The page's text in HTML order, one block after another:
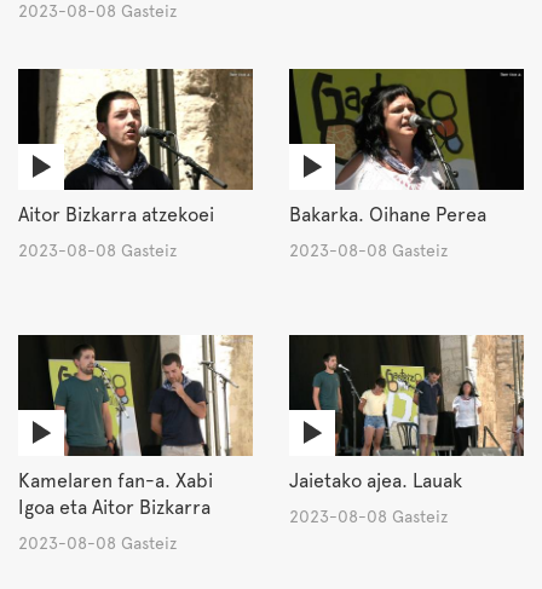
2023-08-08 Gasteiz
Aitor Bizkarra atzekoei
2023-08-08 Gasteiz
Bakarka. Oihane Perea
2023-08-08 Gasteiz
Kamelaren fan-a. Xabi
Igoa eta Aitor Bizkarra
2023-08-08 Gasteiz
Jaietako ajea. Lauak
2023-08-08 Gasteiz